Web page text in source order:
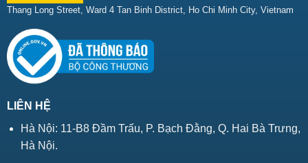
Thang Long Street, Ward 4 Tan Binh District, Ho Chi Minh City, Vietnam
LIÊN HỆ
Hà Nội: 11-B8 Đầm Trấu, P. Bạch Đằng, Q. Hai Bà Trưng,
Hà Nội.